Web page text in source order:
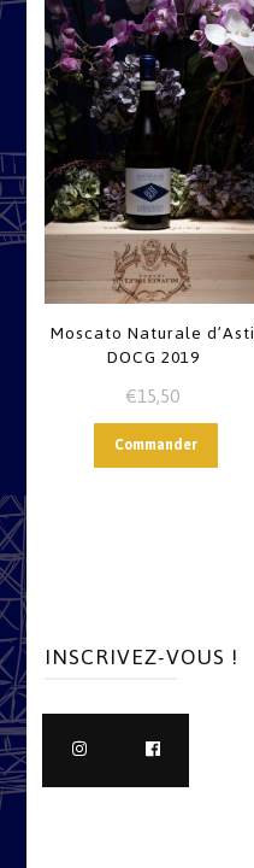
Moscato Naturale d’Asti
DOCG 2019
€15,50
Commander
INSCRIVEZ-VOUS !